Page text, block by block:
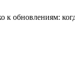
к обновлениям: